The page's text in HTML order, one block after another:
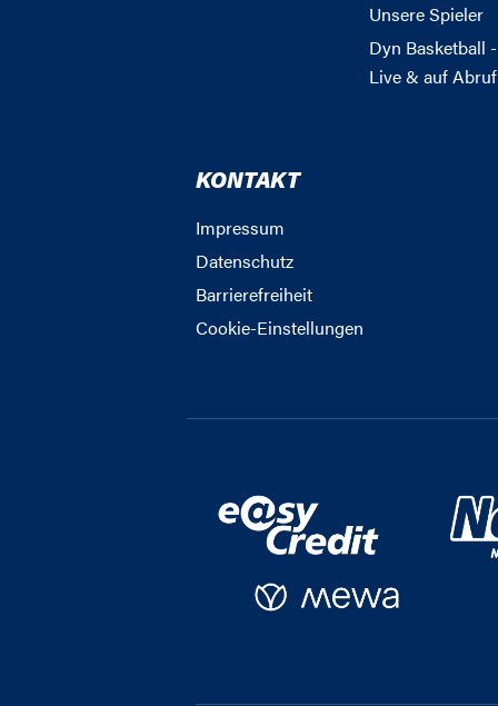
Unsere Spieler
Dyn Basketball -
Live & auf Abruf
KONTAKT
Impressum
Datenschutz
Barrierefreiheit
Cookie-Einstellungen